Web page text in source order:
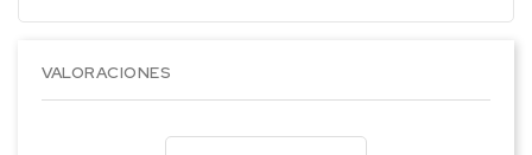
VALORACIONES